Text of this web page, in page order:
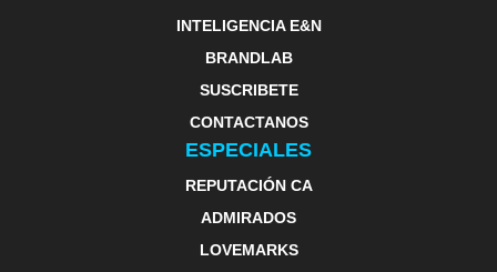
INTELIGENCIA E&N
BRANDLAB
SUSCRIBETE
CONTACTANOS
ESPECIALES
REPUTACIÓN CA
ADMIRADOS
LOVEMARKS